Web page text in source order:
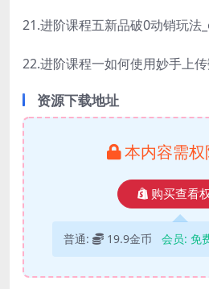
21.进阶课程五新品破0动销玩法
22.进阶课程一如何使用妙手上
资源下载地址
本内容需
购买查看
普通: 19.9金币 会员: 免